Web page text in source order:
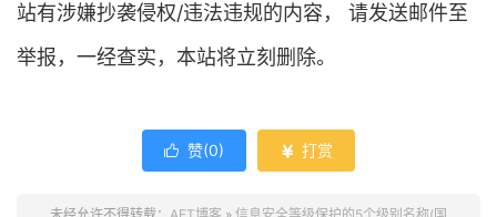
站有涉嫌抄袭侵权/违法违规的内容， 请发送邮件至
举报，一经查实，本站将立刻删除。
 赞(0)  打赏